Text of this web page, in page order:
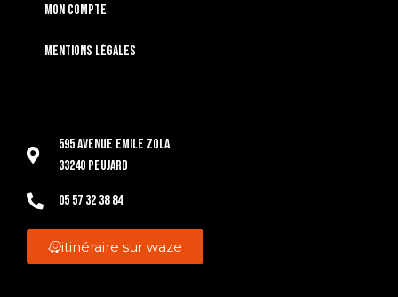
Mon compte
Mentions légales
595 Avenue Emile Zola
33240 Peujard
05 57 32 38 84
itinéraire sur waze